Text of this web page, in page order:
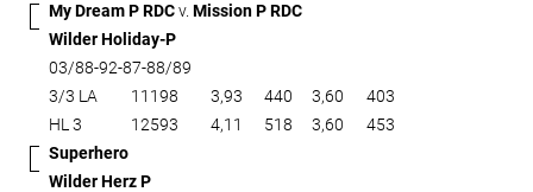
My Dream P RDCv. Mission P RDC
Wilder Holiday-P
03/88-92-87-88/89
3/3 LA
11198 3,93 440 3,60
403
HL 3
12593 4,11 518 3,60
453
Superhero
Wilder Herz P